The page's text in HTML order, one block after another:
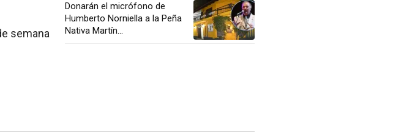
semana
Donarán el micrófono de
Humberto Norniella a la Peña
Nativa Martín...